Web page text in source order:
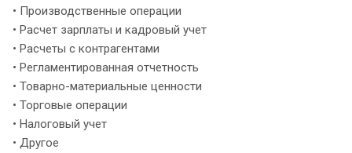
• Производственные операции
• Расчет зарплаты и кадровый учет
• Расчеты с контрагентами
• Регламентированная отчетность
• Товарно-материальные ценности
• Торговые операции
• Налоговый учет
• Другое